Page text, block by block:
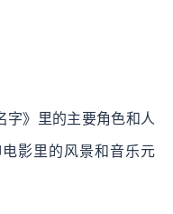
字》里的主要角色和人
影里的风景和音乐元